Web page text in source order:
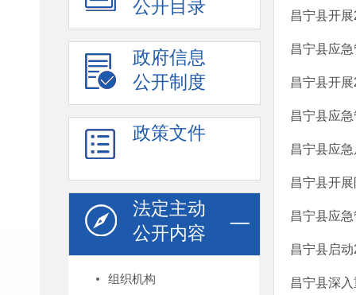
公开目录
政府信息
公开制度
政策文件
法定主动
公开内容
组织机构
昌宁县开
昌宁县应
昌宁县开
昌宁县应
昌宁县应
昌宁县开
昌宁县应
昌宁县启
昌宁县深